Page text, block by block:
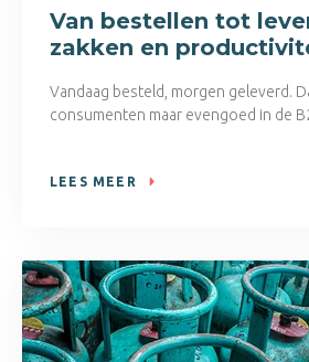
Van bestellen tot
zakken en
Vandaag besteld, morgen geleverd.
consumenten maar evengoed in de
LEES MEER